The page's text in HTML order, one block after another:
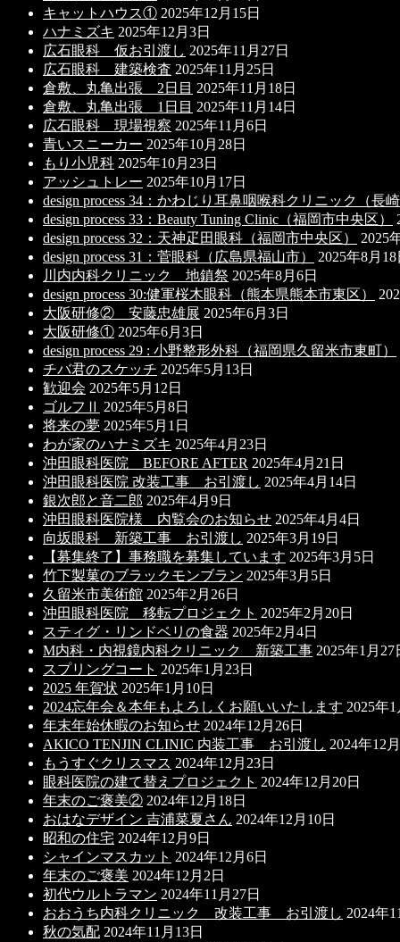
キャットハウス① 2025年12月15日
ハナミズキ 2025年12月3日
広石眼科 仮お引渡し 2025年11月27日
広石眼科 建築検査 2025年11月25日
倉敷、丸亀出張 2日目 2025年11月18日
倉敷、丸亀出張 1日目 2025年11月14日
広石眼科 現場視察 2025年11月6日
青いスニーカー 2025年10月28日
もり小児科 2025年10月23日
アッシュトレー 2025年10月17日
design process 34：かわじり耳鼻咽喉科クリニック（長
design process 33：Beauty Tuning Clinic（福岡市中央区）
design process 32：天神疋田眼科（福岡市中央区）
2025
design process 31：菅眼科（広島県福山市）
2025年8月18
川内内科クリニック 地鎮祭 2025年8月6日
design process 30:健軍桜木眼科（熊本県熊本市東区）
大阪研修② 安藤忠雄展 2025年6月3日
大阪研修① 2025年6月3日
design process 29 : 小野整形外科（福岡県久留米市東町）
チバ君のスケッチ 2025年5月13日
歓迎会 2025年5月12日
ゴルフⅡ 2025年5月8日
将来の夢 2025年5月1日
わが家のハナミズキ 2025年4月23日
沖田眼科医院 BEFORE AFTER 2025年4月21日
沖田眼科医院 改装工事 お引渡し 2025年4月14日
銀次郎と音二郎 2025年4月9日
沖田眼科医院様 内覧会のお知らせ 2025年4月4日
向坂眼科 新築工事 お引渡し 2025年3月19日
【募集終了】事務職を募集しています 2025年3月5日
竹下製菓のブラックモンブラン 2025年3月5日
久留米市美術館 2025年2月26日
沖田眼科医院 移転プロジェクト 2025年2月20日
スティグ・リンドベリの食器 2025年2月4日
M内科・内視鏡内科クリニック 新築工事 2025年1月27
スプリングコート 2025年1月23日
2025 年賀状 2025年1月10日
2024忘年会＆本年もよろしくお願いいたします 2025年1
年末年始休暇のお知らせ 2024年12月26日
AKICO TENJIN CLINIC 内装工事 お引渡し 2024年12
もうすぐクリスマス 2024年12月23日
眼科医院の建て替えプロジェクト 2024年12月20日
年末のご褒美② 2024年12月18日
おはなデザイン 吉浦菜夏さん 2024年12月10日
昭和の住宅 2024年12月9日
シャインマスカット 2024年12月6日
年末のご褒美 2024年12月2日
初代ウルトラマン 2024年11月27日
おおうち内科クリニック 改装工事 お引渡し 2024年
秋の気配 2024年11月13日